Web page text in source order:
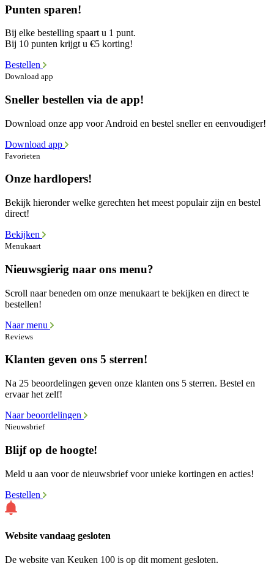
Punten sparen!
Bij elke bestelling spaart u 1 punt.
Bij 10 punten krijgt u €5 korting!
Bestellen
Download app
Sneller bestellen via de app!
Download onze app voor Android en bestel sneller en eenvoudiger!
Download app
Favorieten
Onze hardlopers!
Bekijk hieronder welke gerechten het meest populair zijn en bestel
direct!
Bekijken
Menukaart
Nieuwsgierig naar ons menu?
Scroll naar beneden om onze menukaart te bekijken en direct te
bestellen!
Naar menu
Reviews
Klanten geven ons 5 sterren!
Na 25 beoordelingen geven onze klanten ons 5 sterren. Bestel en
ervaar het zelf!
Naar beoordelingen
Nieuwsbrief
Blijf op de hoogte!
Meld u aan voor de nieuwsbrief voor unieke kortingen en acties!
Bestellen
Website vandaag gesloten
De website van Keuken 100 is op dit moment gesloten.